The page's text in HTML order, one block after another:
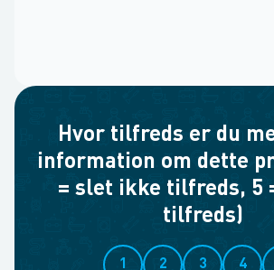
Hvor tilfreds er du
information om dette
= slet ikke tilfreds, 5
tilfreds)
1 2 3 4